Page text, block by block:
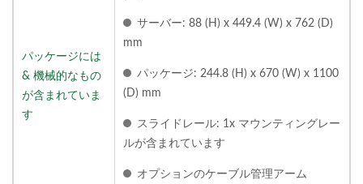
パッケージには
& 機械的なもの
が含まれていま
す
サーバー: 88 (H) x 449.4 (W) x 762 (D)
mm
パッケージ: 244.8 (H) x 670 (W) x 1100
(D) mm
スライドレール: 1x マウンティングレー
ルが含まれています
オプションのケーブル管理アーム